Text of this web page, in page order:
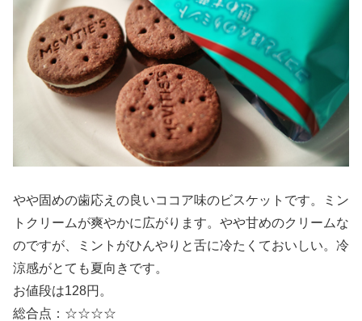
やや固めの歯応えの良いココア味のビスケットです。ミン
トクリームが爽やかに広がります。やや甘めのクリームな
のですが、ミントがひんやりと舌に冷たくておいしい。冷
涼感がとても夏向きです。
お値段は128円。
総合点：☆☆☆☆